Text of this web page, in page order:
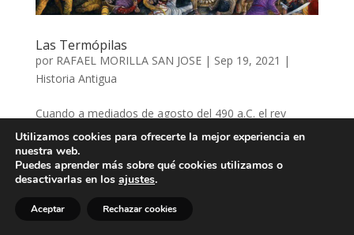
Las Termópilas
por RAFAEL MORILLA SAN JOSE| Sep 19, 2021 |
Historia Antigua
Cuando a mediados de agosto del 490 a.C. el rey
Leónidas de Esparta observó en el horizonte, al norte,
una gran polvareda cada vez más densa, supo que el
ejército del Gran Rey se aproximaba. Tras la polvareda
la propia tierra, pisoteada por la marcha incesante de...
Utilizamos cookies para ofrecerte la mejor experiencia en
nuestra web.
Puedes aprender más sobre qué cookies utilizamos o
desactivarlas en los ajustes.
Aceptar Rechazar cookies